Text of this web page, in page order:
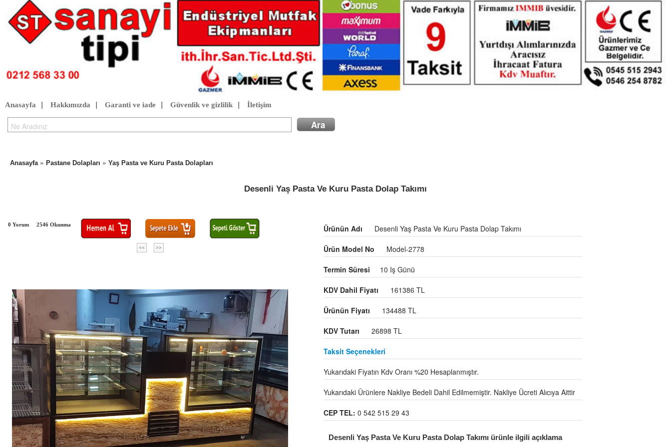
Anasayfa Hakkımızda Garanti ve iade Güvenlik ve gizlilik İletişim
Anasayfa» Pastane Dolapları » Yaş Pasta ve Kuru Pasta Dolapları
Desenli Yaş Pasta Ve Kuru Pasta Dolap Takımı
0 Yorum 2546 Okunma
<< >>
Ürünün Adı Desenli Yaş Pasta Ve Kuru Pasta Dolap Takımı
Ürün Model No Model-2778
Termin Süresi 10 Iş Günü
KDV Dahil Fiyatı 161386 TL
Ürünün Fiyatı 134488 TL
KDV Tutarı 26898 TL
Taksit Seçenekleri
Yukarıdaki Fiyatın Kdv Oranı %20 Hesaplanmıştır.
Yukarıdaki Ürünlere Nakliye Bedeli Dahil Edilmemiştir. Nakliye Ücreti Alıcıya Aittir
CEP TEL: 0 542 515 29 43
Desenli Yaş Pasta Ve Kuru Pasta Dolap Takımı ürünle ilgili açıklama